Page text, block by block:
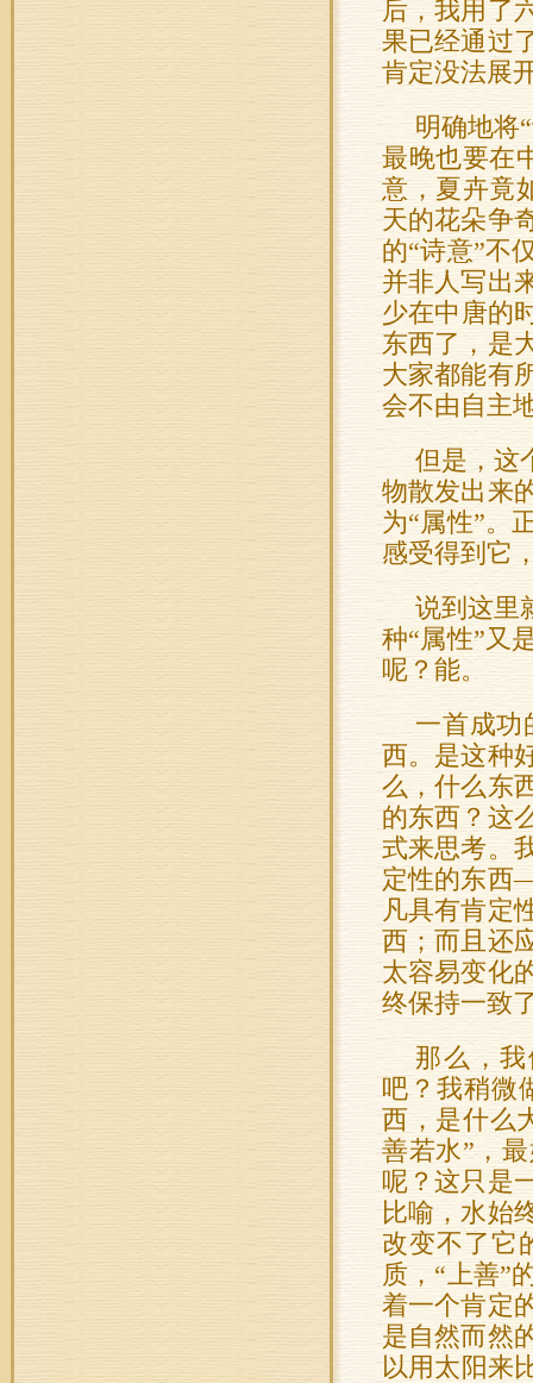
后，我用了
果已经通过
肯定没法展
明确地将
最晚也要在
意，夏卉竟
天的花朵争
的“诗意”不
并非人写出
少在中唐的
东西了，是
大家都能有
会不由自主
但是，这
物散发出来
为“属性”。
感受得到它
说到这里
种“属性”又
呢？能。
一首成功
西。是这种
么，什么东
的东西？这
式来思考。
定性的东西
凡具有肯定
西；而且还
太容易变化
终保持一致
那么，
吧？我稍微
西，是什么
善若水”，
呢？这只是
比喻，水始
改变不了它
质，“上善”
着一个肯定
是自然而然
以用太阳来